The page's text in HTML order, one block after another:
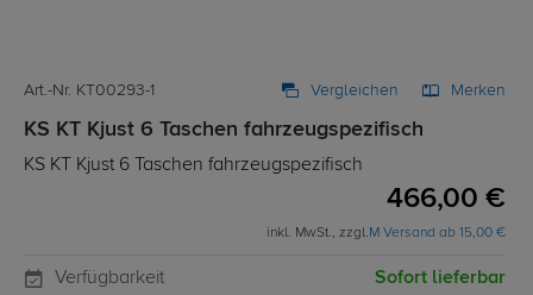
Art.-Nr. KT00293-1 Vergleichen Merken
KS KT Kjust 6 Taschen fahrzeugspezifisch
KS KT Kjust 6 Taschen fahrzeugspezifisch
466,00 €
inkl. MwSt., zzgl.M Versand ab 15,00 €
Verfügbarkeit Sofort lieferbar